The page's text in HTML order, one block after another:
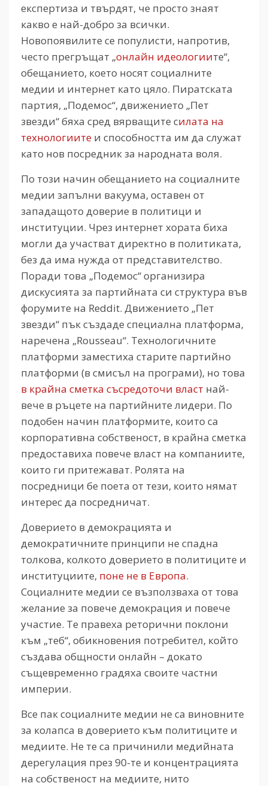
експертиза и твърдят, че просто знаят
какво е най-добро за всички.
Новопоявилите се популисти, напротив,
често прегръщат „онлайн идеологиите“,
обещанието, което носят социалните
медии и интернет като цяло. Пиратската
партия, „Подемос“, движението „Пет
звезди“ бяха сред вярващите силата на
технологиите и способността им да служат
като нов посредник за народната воля.
По този начин обещанието на социалните
медии запълни вакуума, оставен от
западащото доверие в политици и
институции. Чрез интернет хората биха
могли да участват директно в политиката,
без да има нужда от представителство.
Поради това „Подемос“ организира
дискусията за партийната си структура във
форумите на Reddit. Движението „Пет
звезди“ пък създаде специална платформа,
наречена „Rousseau“. Технологичните
платформи заместиха старите партийно
платформи (в смисъл на програми), но това
в крайна сметка съсредоточи власт най-
вече в ръцете на партийните лидери. По
подобен начин платформите, които са
корпоративна собственост, в крайна сметка
предоставиха повече власт на компаниите,
които ги притежават. Ролята на
посредници бе поета от тези, които нямат
интерес да посредничат.
Доверието в демокрацията и
демократичните принципи не спадна
толкова, колкото доверието в политиците и
институциите, поне не в Европа.
Социалните медии се възползваха от това
желание за повече демокрация и повече
участие. Те правеха реторични поклони
към „теб“, обикновения потребител, който
създава общности онлайн – докато
същевременно градяха своите частни
империи.
Все пак социалните медии не са виновните
за колапса в доверието към политиците и
медиите. Не те са причинили медийната
дерегулация през 90-те и концентрацията
на собственост на медиите, нито